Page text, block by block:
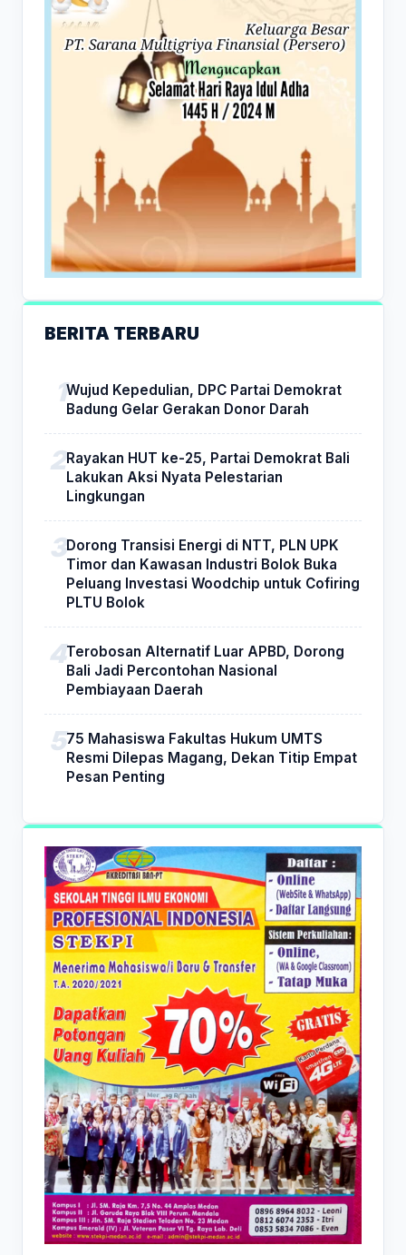
BERITA TERBARU
Wujud Kepedulian, DPC Partai Demokrat
Badung Gelar Gerakan Donor Darah
Rayakan HUT ke-25, Partai Demokrat Bali
Lakukan Aksi Nyata Pelestarian
Lingkungan
Dorong Transisi Energi di NTT, PLN UPK
Timor dan Kawasan Industri Bolok Buka
Peluang Investasi Woodchip untuk Cofiring
PLTU Bolok
Terobosan Alternatif Luar APBD, Dorong
Bali Jadi Percontohan Nasional
Pembiayaan Daerah
75 Mahasiswa Fakultas Hukum UMTS
Resmi Dilepas Magang, Dekan Titip Empat
Pesan Penting